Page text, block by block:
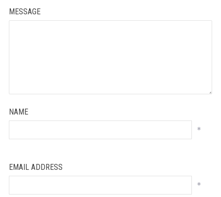
MESSAGE
NAME
*
EMAIL ADDRESS
*